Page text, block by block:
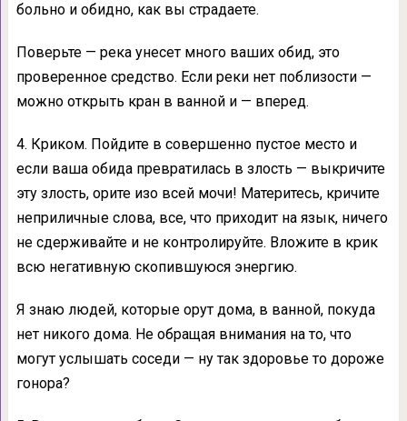
больно и обидно, как вы страдаете.
Поверьте — река унесет много ваших обид, это
проверенное средство. Если реки нет поблизости —
можно открыть кран в ванной и — вперед.
4. Криком. Пойдите в совершенно пустое место и
если ваша обида превратилась в злость — выкричите
эту злость, орите изо всей мочи! Материтесь, кричите
неприличные слова, все, что приходит на язык, ничего
не сдерживайте и не контролируйте. Вложите в крик
всю негативную скопившуюся энергию.
Я знаю людей, которые орут дома, в ванной, покуда
нет никого дома. Не обращая внимания на то, что
могут услышать соседи — ну так здоровье то дороже
гонора?